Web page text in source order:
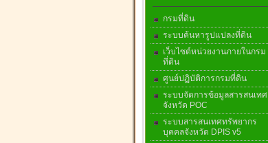
กรมที่ดิน
ระบบค้นหารูปแปลงที่ดิน
เว็บไซต์หน่วยงานภายในกรม
ที่ดิน
ศูนย์ปฏิบัติการกรมที่ดิน
ระบบจัดการข้อมูลสารสนเทศ
จังหวัด POC
ระบบสารสนเทศทรัพยากร
บุคคลจังหวัด DPIS v5